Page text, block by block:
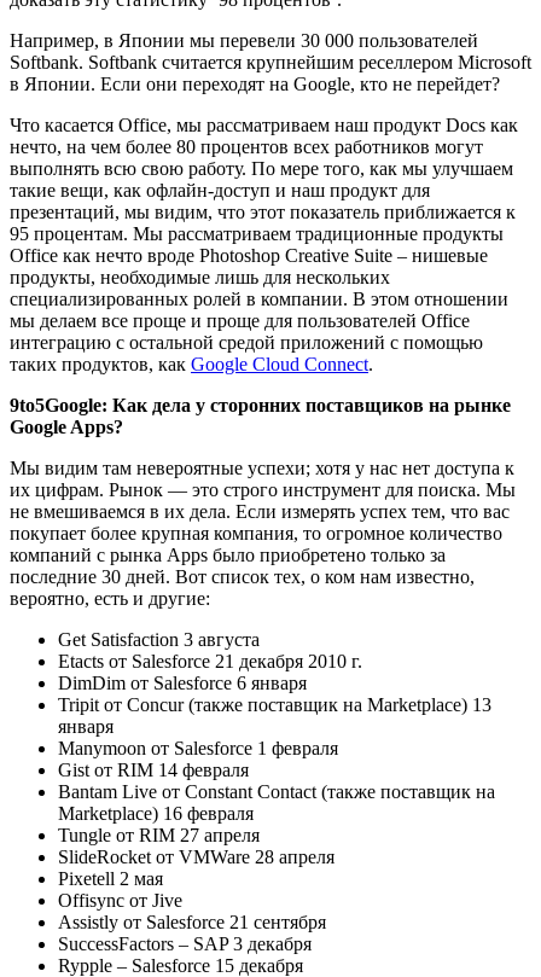
Например, в Японии мы перевели 30 000 пользователей
Softbank. Softbank считается крупнейшим реселлером Microsoft
в Японии. Если они переходят на Google, кто не перейдет?
Что касается Office, мы рассматриваем наш продукт Docs как
нечто, на чем более 80 процентов всех работников могут
выполнять всю свою работу. По мере того, как мы улучшаем
такие вещи, как офлайн-доступ и наш продукт для
презентаций, мы видим, что этот показатель приближается к
95 процентам. Мы рассматриваем традиционные продукты
Office как нечто вроде Photoshop Creative Suite – нишевые
продукты, необходимые лишь для нескольких
специализированных ролей в компании. В этом отношении
мы делаем все проще и проще для пользователей Office
интеграцию с остальной средой приложений с помощью
таких продуктов, как Google Cloud Connect.
9to5Google: Как дела у сторонних поставщиков на рынке
Google Apps?
Мы видим там невероятные успехи; хотя у нас нет доступа к
их цифрам. Рынок — это строго инструмент для поиска. Мы
не вмешиваемся в их дела. Если измерять успех тем, что вас
покупает более крупная компания, то огромное количество
компаний с рынка Apps было приобретено только за
последние 30 дней. Вот список тех, о ком нам известно,
вероятно, есть и другие:
Get Satisfaction 3 августа
Etacts от Salesforce 21 декабря 2010 г.
DimDim от Salesforce 6 января
Tripit от Concur (также поставщик на Marketplace) 13
января
Manymoon от Salesforce 1 февраля
Gist от RIM 14 февраля
Bantam Live от Constant Contact (также поставщик на
Marketplace) 16 февраля
Tungle от RIM 27 апреля
SlideRocket от VMWare 28 апреля
Pixetell 2 мая
Offisync от Jive
Assistly от Salesforce 21 сентября
SuccessFactors – SAP 3 декабря
Rypple – Salesforce 15 декабря